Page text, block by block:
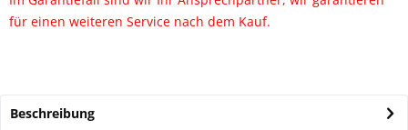
für einen weiteren Service nach dem Kauf.
Beschreibung